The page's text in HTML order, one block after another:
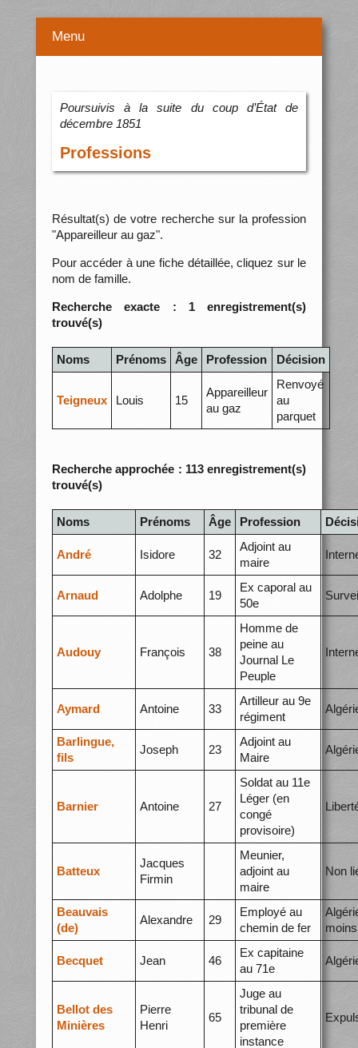
Menu
Poursuivis à la suite du coup d’État de
décembre 1851
Professions
Résultat(s) de votre recherche sur la profession
"Appareilleur au gaz".
Pour accéder à une fiche détaillée, cliquez sur le
nom de famille.
Recherche exacte : 1 enregistrement(s)
trouvé(s)
Noms Prénoms Âge Profession Décision
Teigneux Louis 15
Appareilleur
au gaz
Renvoyé
au
parquet
Recherche approchée : 113 enregistrement(s)
trouvé(s)
Noms Prénoms Âge Profession
André Isidore 32
Adjoint au
maire
Arnaud Adolphe 19
Ex caporal au
50e
Audouy François 38
Homme de
peine au
Journal Le
Peuple
Aymard Antoine 33
Artilleur au 9e
régiment
Barlingue,
fils
Joseph 23
Adjoint au
Maire
Barnier Antoine 27
Soldat au 11e
Léger (en
congé
provisoire)
Batteux
Jacques
Firmin
Meunier,
adjoint au
maire
Non
Beauvais
(de)
Alexandre 29
Employé au
chemin de fer
moins
Becquet Jean 46
Ex capitaine
au 71e
Bellot des
Minières
Pierre
Henri
65
Juge au
tribunal de
première
instance